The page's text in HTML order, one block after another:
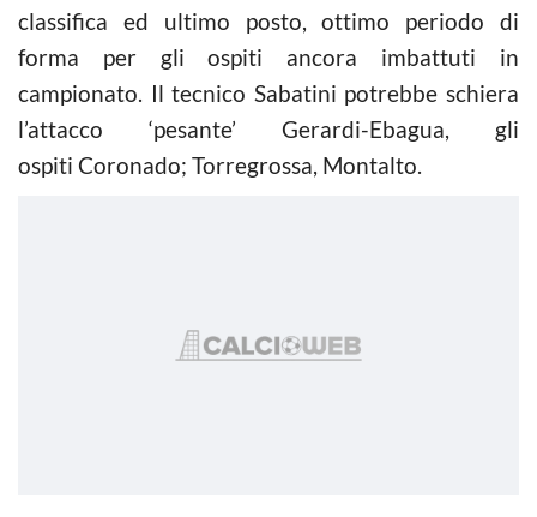
classifica ed ultimo posto, ottimo periodo di
forma per gli ospiti ancora imbattuti in
campionato. Il tecnico Sabatini potrebbe schiera
l’attacco ‘pesante’ Gerardi-Ebagua, gli
ospiti Coronado; Torregrossa, Montalto.